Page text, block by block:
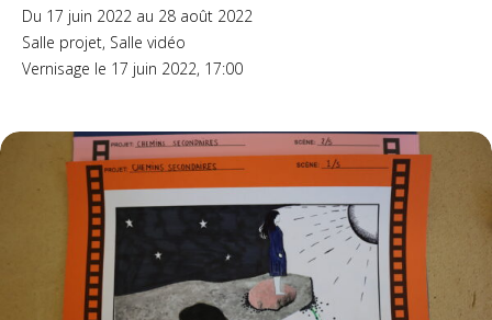
Du 17 juin 2022 au 28 août 2022
Salle projet, Salle vidéo
Vernisage le 17 juin 2022, 17:00